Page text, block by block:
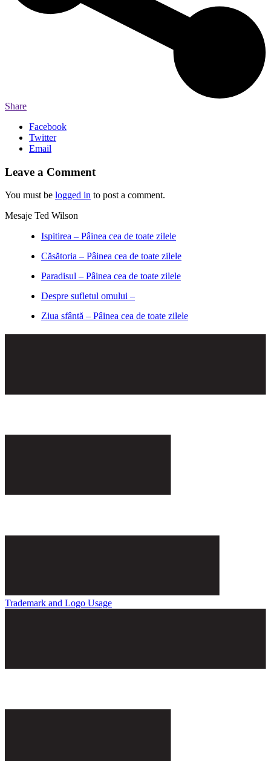
Share
Facebook
Twitter
Email
Leave a Comment
You must be logged in to post a comment.
Mesaje Ted Wilson
Ispitirea – Pâinea cea de toate zilele
Căsătoria – Pâinea cea de toate zilele
Paradisul – Pâinea cea de toate zilele
Despre sufletul omului –
Ziua sfântă – Pâinea cea de toate zilele
Trademark and Logo Usage